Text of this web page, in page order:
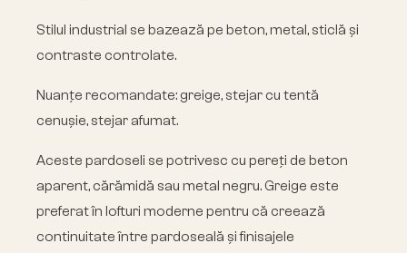
Stilul industrial se bazează pe beton, metal, sticlă și
contraste controlate.
Nuanțe recomandate: greige, stejar cu tentă
cenușie, stejar afumat.
Aceste pardoseli se potrivesc cu pereți de beton
aparent, cărămidă sau metal negru. Greige este
preferat în lofturi moderne pentru că creează
continuitate între pardoseală și finisajele